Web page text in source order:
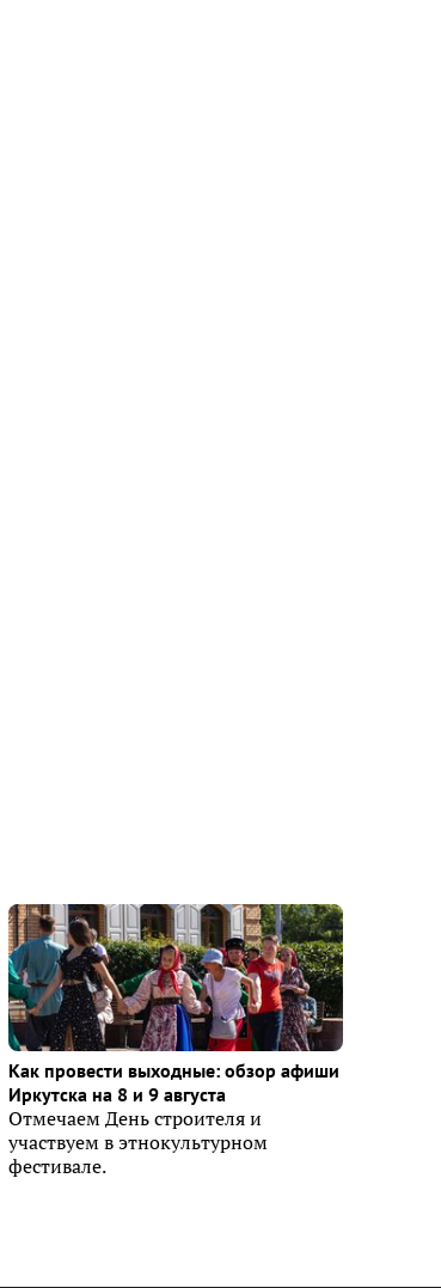
Как провести выходные: обзор афиши
Иркутска на 8 и 9 августа
Отмечаем День строителя и
участвуем в этнокультурном
фестивале.